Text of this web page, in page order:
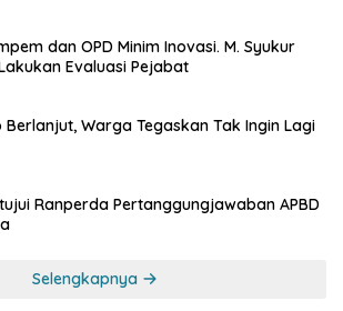
dan OPD Minim Inovasi. M. Syukur
Evaluasi Pejabat
Berlanjut, Warga Tegaskan Tak Ingin Lagi
Ranperda Pertanggungjawaban APBD
Selengkapnya